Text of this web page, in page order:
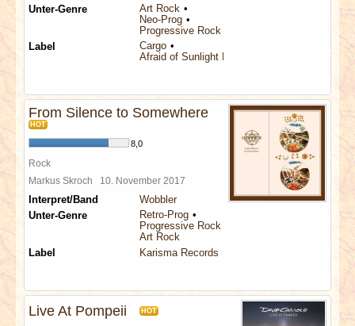
Unter-Genre
Art Rock
Neo-Prog
Progressive Rock
Label
Cargo
Afraid of Sunlight Records
From Silence to Somewhere
HOT
8,0
Rock
Markus Skroch 10. November 2017
Interpret/Band
Wobbler
Unter-Genre
Retro-Prog
Progressive Rock
Art Rock
Label
Karisma Records
Live At Pompeii HOT